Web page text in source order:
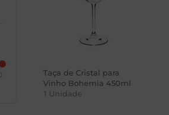
Taça de Cristal para
Vinho Bohemia 450ml
1 Unidade